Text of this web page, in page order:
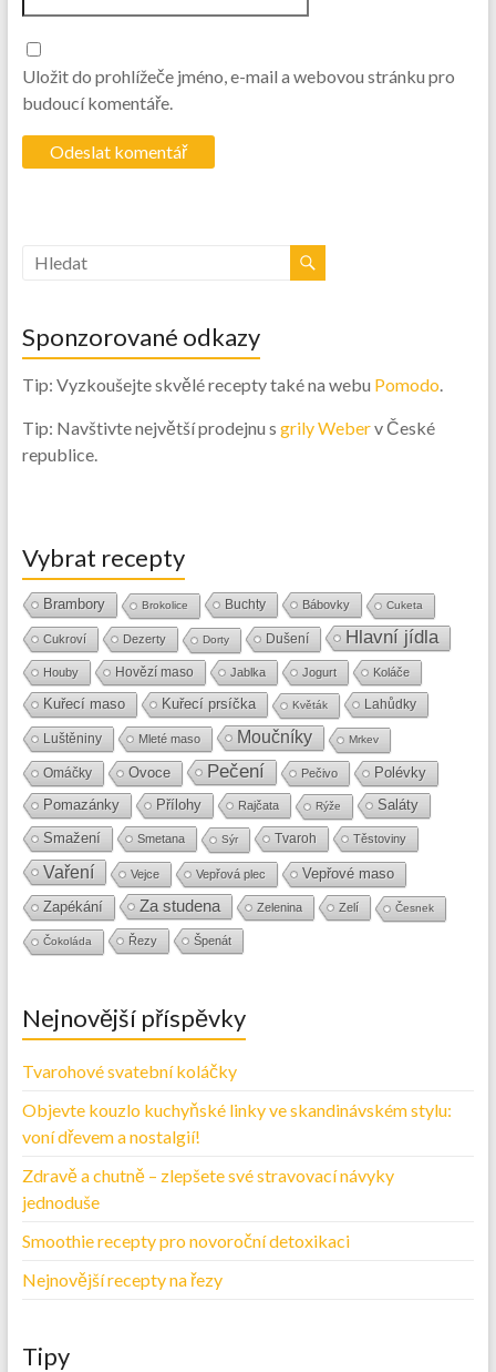
Uložit do prohlížeče jméno, e-mail a webovou stránku pro
budoucí komentáře.
Sponzorované odkazy
Tip: Vyzkoušejte skvělé recepty také na webu Pomodo.
Tip: Navštivte největší prodejnu s grily Weberv České
republice.
Vybrat recepty
Brambory Brokolice Buchty Bábovky Cuketa
Cukroví Dezerty Dorty Dušení Hlavní jídla
Houby Hovězí maso Jablka Jogurt Koláče
Kuřecí maso Kuřecí prsíčka Květák Lahůdky
Luštěniny Mleté maso Moučníky Mrkev
Omáčky Ovoce Pečení Pečivo Polévky
Pomazánky Přílohy Rajčata Rýže
Saláty
Smažení
Smetana Sýr Tvaroh Těstoviny
Vaření Vejce Vepřová plec
Vepřové maso
Zapékání
Za studena Zelenina Zelí Česnek
Čokoláda Řezy Špenát
Nejnovější příspěvky
Tvarohové svatební koláčky
Objevte kouzlo kuchyňské linky ve skandinávském stylu:
voní dřevem a nostalgií!
Zdravě a chutně – zlepšete své stravovací návyky
jednoduše
Smoothie recepty pro novoroční detoxikaci
Nejnovější recepty na řezy
Tipy